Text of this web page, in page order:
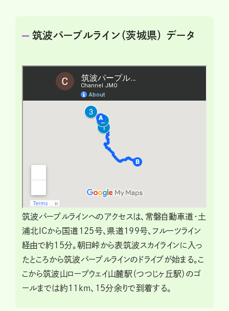
筑波パープルライン（茨城県） データ
筑波パープルラインへのアクセスは、常磐自動車道・土
浦北ICから国道125号、県道199号、フルーツライン
経由で約15分。朝日峠から表筑波スカイラインに入っ
たところから筑波パープルラインのドライブが始まる。こ
こから筑波山ロープウェイ山麓駅（つつじヶ丘駅）のゴ
ールまでは約11km、15分余りで到着する。